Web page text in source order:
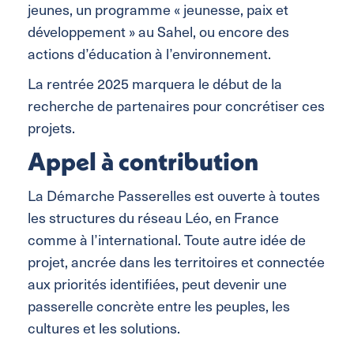
jeunes, un programme « jeunesse, paix et
développement » au Sahel, ou encore des
actions d’éducation à l’environnement.
La rentrée 2025 marquera le début de la
recherche de partenaires pour concrétiser ces
projets.
Appel à contribution
La Démarche Passerelles est ouverte à toutes
les structures du réseau Léo, en France
comme à l’international. Toute autre idée de
projet, ancrée dans les territoires et connectée
aux priorités identifiées, peut devenir une
passerelle concrète entre les peuples, les
cultures et les solutions.